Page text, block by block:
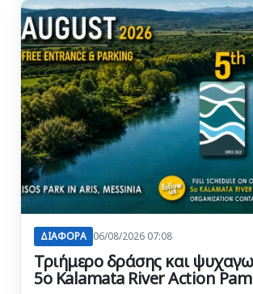
ΔΙΑΦΟΡΑ 06/08/2026 07:08
Τριήμερο δράσης και
5ο Kalamata River Action